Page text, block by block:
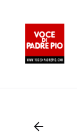
content